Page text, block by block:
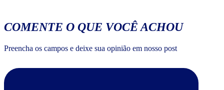
COMENTE O QUE VOCÊ ACHOU
Preencha os campos e deixe sua opinião em nosso post